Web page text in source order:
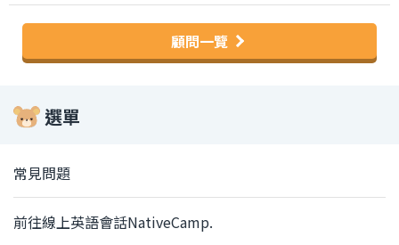
顧問一覽
選單
常見問題
前往線上英語會話NativeCamp.